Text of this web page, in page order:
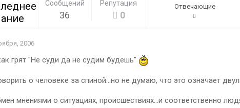
Сообщений
36
Репутация
0
Отвечающие
2006
грят "Не суди да не судим будешь"
о человеке за спиной...но не думаю, что это означает
мнениями о ситуациях, происшествиях...и соответственно